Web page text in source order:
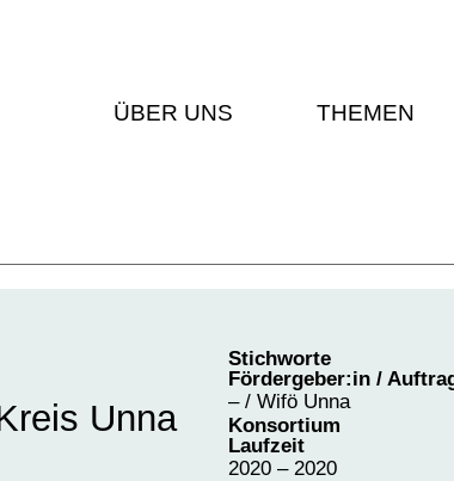
ÜBER UNS THEMEN
Unna
Stichworte
Fördergeber:in /
– / Wifö Unna
Konsortium
Laufzeit
2020 – 2020